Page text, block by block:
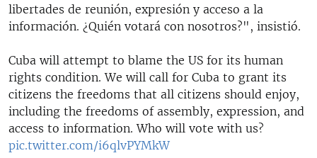
libertades de reunión, expresión y acceso a la
información. ¿Quién votará con nosotros?", insistió.
Cuba will attempt to blame the US for its human
rights condition. We will call for Cuba to grant its
citizens the freedoms that all citizens should enjoy,
including the freedoms of assembly, expression, and
access to information. Who will vote with us?
pic.twitter.com/i6qlvPYMkW